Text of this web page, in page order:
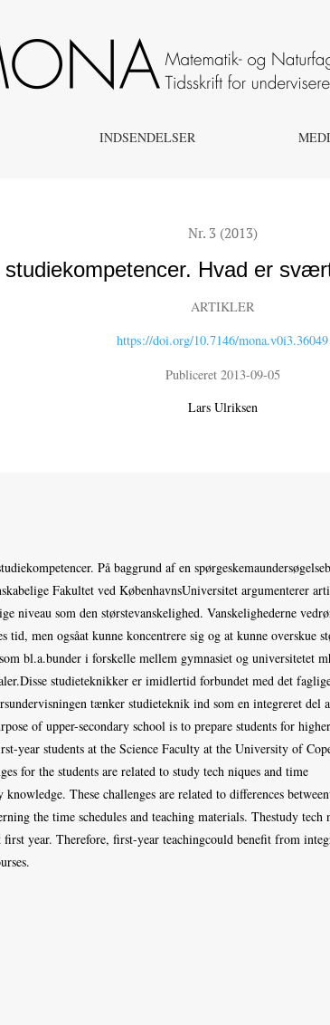
nye universitetsstuderende?
INDSENDELSER
Nr. 3 (2013)
studiekompetencer. Hvad er
ARTIKLER
https://doi.org/10.7146/mona.v0i3.36049
Publiceret 2013-09-05
Lars Ulriksen
På baggrund af en
Fakultet ved KøbenhavnsUniversitet argumenterer
niveau som den størstevanskelighed. Vanskelighederne
tid, men ogsåat kunne koncentrere sig og at kunne overskue
bl.a.bunder i forskelle mellem gymnasiet og universitetet
studieteknikker er imidlertid forbundet med det
tænker studieteknik ind som en integreret del
of upper-secondary school is to prepare students for higher
year students at the Science Faculty at the University of
for the students are related to study tech niques and time
These challenges are related to differences
the time schedules and teaching materials. Thestudy tech
year. Therefore, first-year teachingcould benefit from